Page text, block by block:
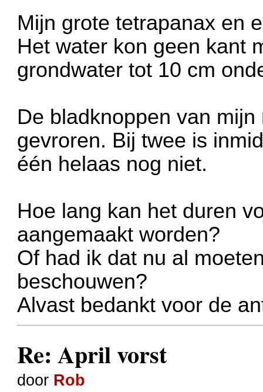
Mijn grote tetrapanax en
Het water kon geen kant
grondwater tot 10 cm
De bladknoppen van
gevroren. Bij twee is
één helaas nog niet.
Hoe lang kan het duren
aangemaakt worden?
Of had ik dat nu al
beschouwen?
Alvast bedankt voor de
Re: April vorst
door Rob